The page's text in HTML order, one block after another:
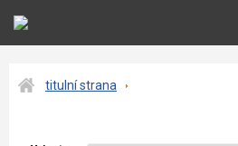
titulní strana